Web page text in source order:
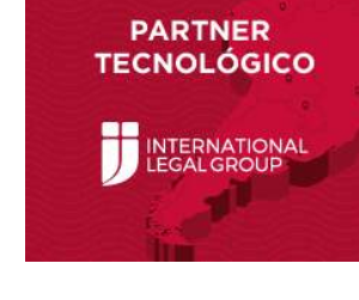
Ley que protege a la madre trabajadora
contra el despido arbitrario
Ley que modifica el TUO de la Ley del
Sistema Privado de AFPs